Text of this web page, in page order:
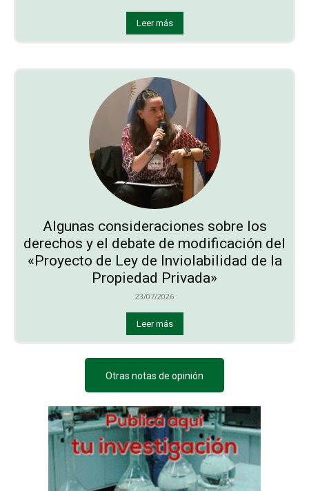
Leer más
Algunas consideraciones sobre los
derechos y el debate de modificación del
«Proyecto de Ley de Inviolabilidad de la
Propiedad Privada»
23/07/2026
Leer más
Otras notas de opinión